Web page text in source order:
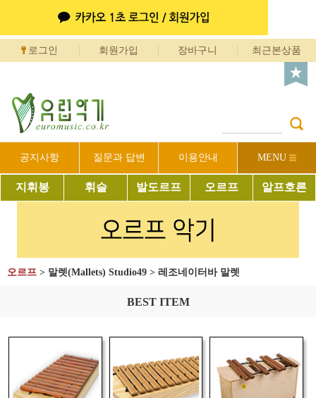
로그인 회원가입 장바구니 최근본상품
공지사항 질문과 답변 이용안내 MENU
지휘봉 휘슬 발도르프 오르프 알프호른
오르프 > 말렛(Mallets) Studio49 > 레조네이터바 말렛
BEST ITEM